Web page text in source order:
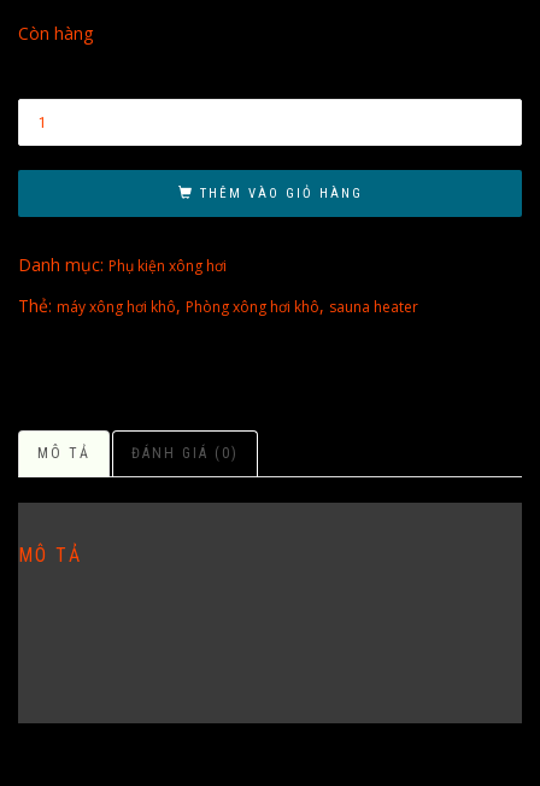
Còn hàng
THÊM VÀO GIỎ HÀNG
Danh mục: Phụ kiện xông hơi
Thẻ: máy xông hơi khô, Phòng xông hơi khô, sauna heater
MÔ TẢ ĐÁNH GIÁ (0)
MÔ TẢ